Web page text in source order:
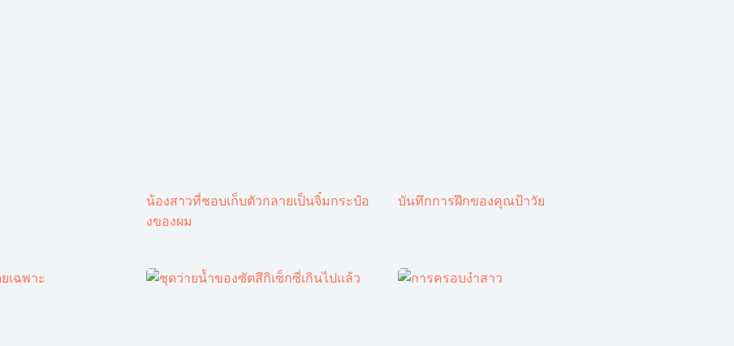
น้องสาวที่ชอบเก็บตัวกลายเป็นจิ๋มกระป๋อ
งของผม
บันทึกการฝึกของคุณป้าวัย